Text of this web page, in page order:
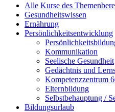
Alle Kurse des
Gesundheitswissen
Ernährung
Persönlichkeitsentwicklung
Kommunikation
Seelische Gesundheit
Gedächtnis und
Kompetenzzentrum
Elternbildung
Selbstbehauptung /
Bildungsurlaub